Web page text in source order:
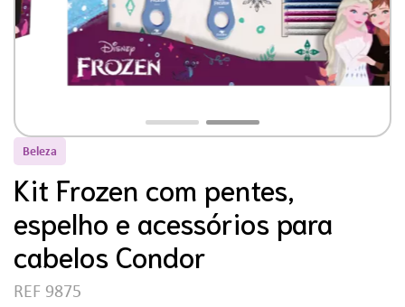
Beleza
Kit Frozen com pentes,
espelho e acessórios para
cabelos Condor
REF 9875